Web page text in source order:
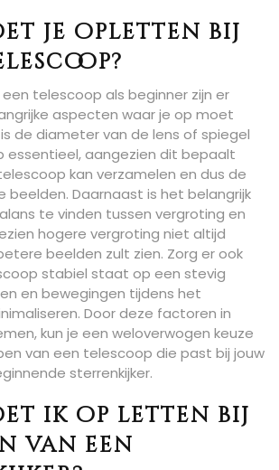
je opletten bij
telescoop als beginner zijn er
aspecten waar je op moet
de diameter van de lens of spiegel
essentieel, aangezien dit bepaalt
kan verzamelen en dus de
beelden. Daarnaast is het belangrijk
te vinden tussen vergroting en
hogere vergroting niet altijd
beelden zult zien. Zorg er ook
stabiel staat op een stevig
en bewegingen tijdens het
Door deze factoren in
kun je een weloverwogen keuze
van een telescoop die past bij jouw
sterrenkijker.
ik op letten bij
van een